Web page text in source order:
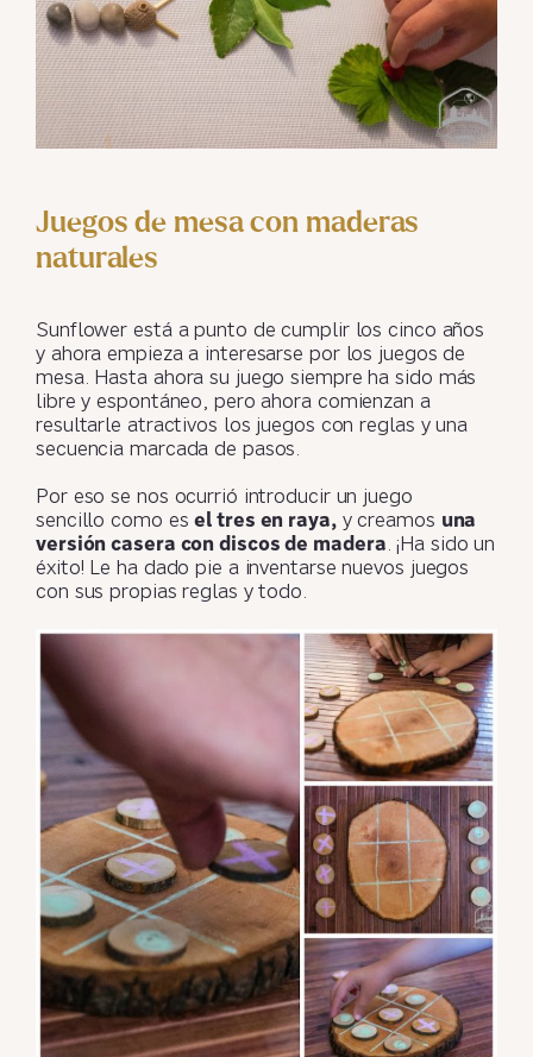
Juegos de mesa con maderas
naturales
Sunflower está a punto de cumplir los cinco años
y ahora empieza a interesarse por los juegos de
mesa. Hasta ahora su juego siempre ha sido más
libre y espontáneo, pero ahora comienzan a
resultarle atractivos los juegos con reglas y una
secuencia marcada de pasos.
Por eso se nos ocurrió introducir un juego
sencillo como esel tres en raya,y creamos una
versión casera con discos de madera. ¡Ha sido un
éxito! Le ha dado pie a inventarse nuevos juegos
con sus propias reglas y todo.